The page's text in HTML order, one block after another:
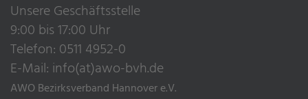
Unsere Geschäftsstelle
9:00 bis 17:00 Uhr
Telefon: 0511 4952-0
E-Mail: info(at)awo-bvh.de
AWO Bezirksverband Hannover e.V.